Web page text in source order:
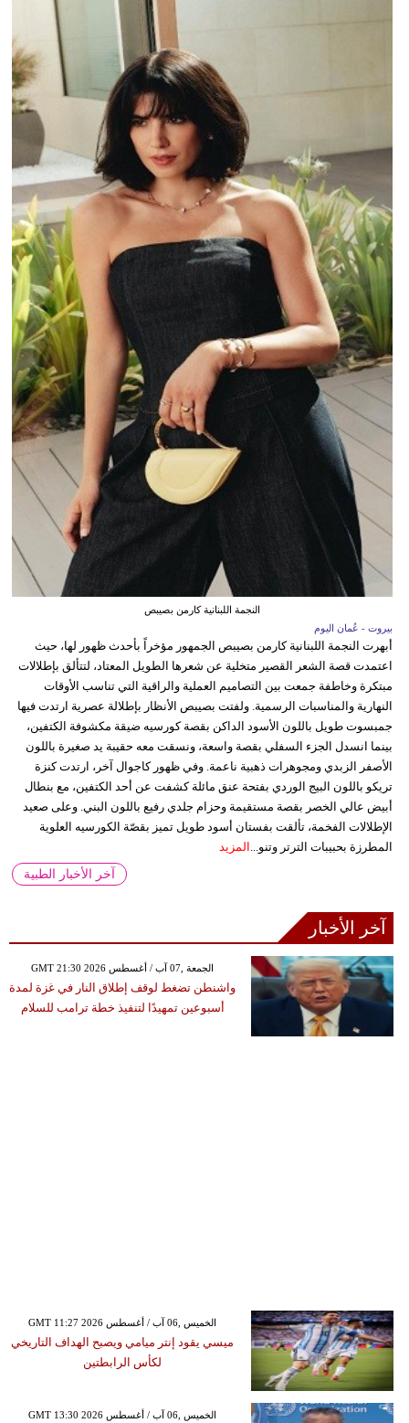
النجمة اللبنانية كارمن بصيبص
بيروت - عُمان اليوم
أبهرت النجمة اللبنانية كارمن بصيبص الجمهور مؤخراً بأحدث ظهور لها، حيث
اعتمدت قصة الشعر القصير متخلية عن شعرها الطويل المعتاد، لتتألق بإطلالات
مبتكرة وخاطفة جمعت بين التصاميم العملية والراقية التي تناسب الأوقات
النهارية والمناسبات الرسمية. ولفتت بصيبص الأنظار بإطلالة عصرية ارتدت فيها
جمبسوت طويل باللون الأسود الداكن بقصة كورسيه ضيقة مكشوفة الكتفين،
بينما انسدل الجزء السفلي بقصة واسعة، ونسقت معه حقيبة يد صغيرة باللون
الأصفر الزبدي ومجوهرات ذهبية ناعمة. وفي ظهور كاجوال آخر، ارتدت كنزة
تريكو باللون البيج الوردي بفتحة عنق مائلة كشفت عن أحد الكتفين، مع بنطال
أبيض عالي الخصر بقصة مستقيمة وحزام جلدي رفيع باللون البني. وعلى صعيد
الإطلالات الفخمة، تألقت بفستان أسود طويل تميز بقصّة الكورسيه العلوية
المطرزة بحبيبات الترتر وتنو...
المزيد
آخر الأخبار الطبية
آخر الأخبار
GMT 21:30 2026 الجمعة ,07 آب / أغسطس
واشنطن تضغط لوقف إطلاق النار في غزة لمدة
أسبوعين تمهيدًا لتنفيذ خطة ترامب للسلام
GMT 11:27 2026 الخميس ,06 آب / أغسطس
ميسي يقود إنتر ميامي ويصبح الهداف التاريخي
لكأس الرابطتين
GMT 13:30 2026 الخميس ,06 آب / أغسطس